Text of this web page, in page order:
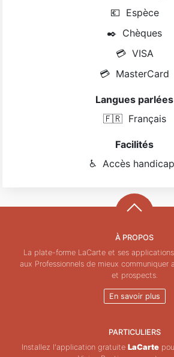
💶 Espèce
✒️ Chèques
💳 VISA
💳 MasterCard
Langues parlées
🇫🇷 Français
Facilités
♿ Accès
À PROPOS
La plate-forme LaCarte et ses
aux Professionnels de mieux communiquer
et prospects.
En savoir plus
PARTICULIERS
Installez l'application gratuite LaCarte